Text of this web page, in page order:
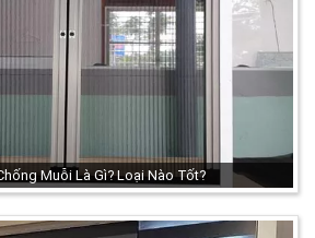
Muỗi Là Gì? Loại Nào Tốt?